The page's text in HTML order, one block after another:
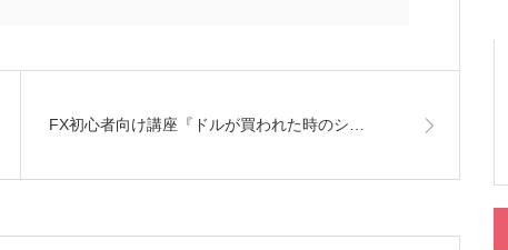
FX初心者向け講座『ドルが買われた時のシ…